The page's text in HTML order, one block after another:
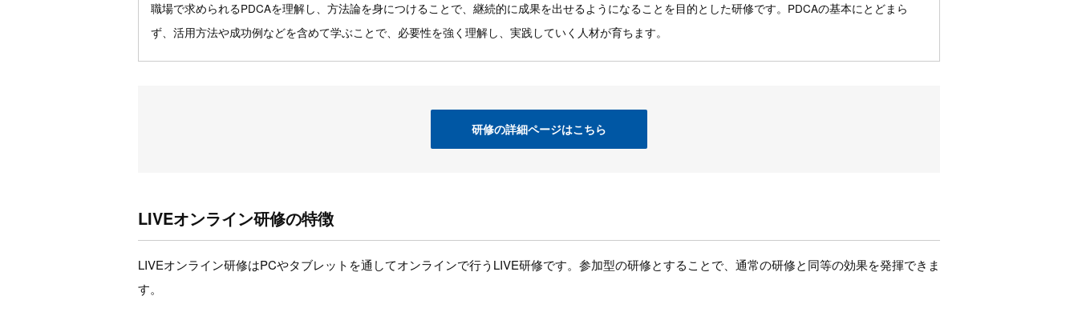
職場で求められるPDCAを理解し、方法論を身につけることで、継続的に成果を出せるようになることを目的とした研修です。PDCAの基本にとどまら
ず、活用方法や成功例などを含めて学ぶことで、必要性を強く理解し、実践していく人材が育ちます。
研修の詳細ページはこちら
LIVEオンライン研修の特徴
LIVEオンライン研修はPCやタブレットを通してオンラインで行うLIVE研修です。参加型の研修とすることで、通常の研修と同等の効果を発揮できま
す。